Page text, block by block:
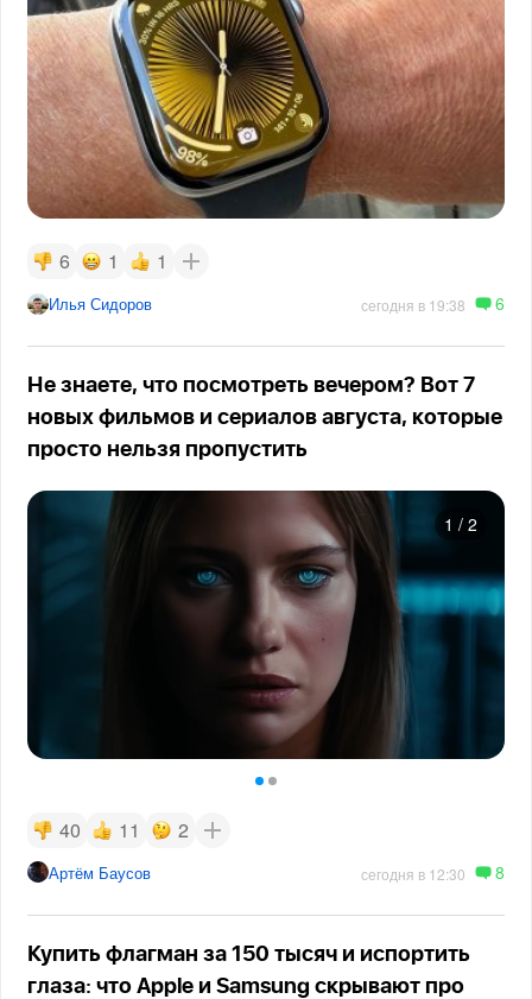
6 1 1
Илья Сидоров сегодня в 19:38 6
Не знаете, что посмотреть вечером? Вот 7
новых фильмов и сериалов августа, которые
просто нельзя пропустить
1 / 2
40 11 2
Артём Баусов сегодня в 12:30 8
Купить флагман за 150 тысяч и испортить
глаза: что Apple и Samsung скрывают про